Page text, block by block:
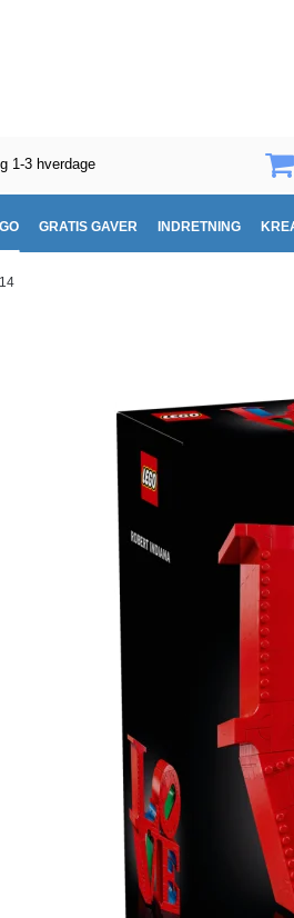
1-3 hverdage
GRATIS GAVER INDRETNING